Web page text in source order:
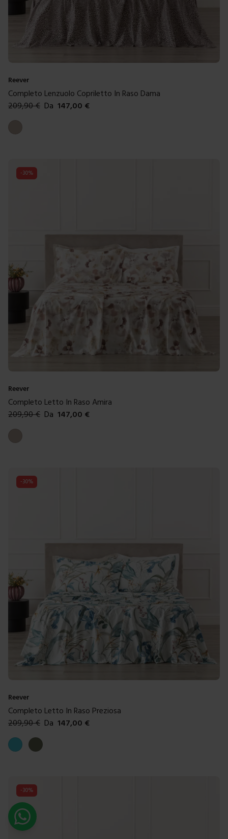
Reever
Completo Lenzuolo Copriletto In Raso Dama
209,90€ Da 147,00 €
Colori disponibili
Tortora
-30%
Reever
Completo Letto In Raso Amira
209,90€ Da 147,00 €
Colori disponibili
Tortora
-30%
Reever
Completo Letto In Raso Preziosa
209,90€ Da 147,00 €
Colori disponibili
AzzurroVerde muschio
-30%